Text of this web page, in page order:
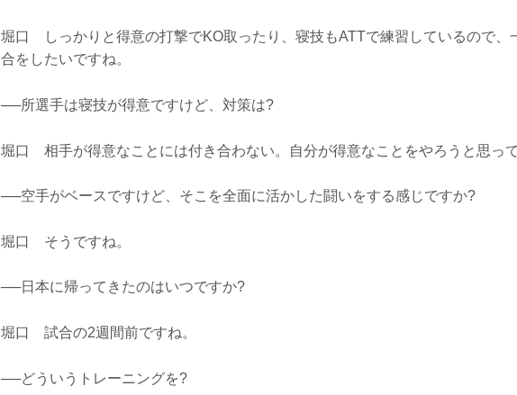
堀口 しっかりと得意の打撃でKO取ったり、寝技もATTで練習しているので、
合をしたいですね。
──所選手は寝技が得意ですけど、対策は?
堀口 相手が得意なことには付き合わない。自分が得意なことをやろうと思って
──空手がベースですけど、そこを全面に活かした闘いをする感じですか?
堀口 そうですね。
──日本に帰ってきたのはいつですか?
堀口 試合の2週間前ですね。
──どういうトレーニングを?